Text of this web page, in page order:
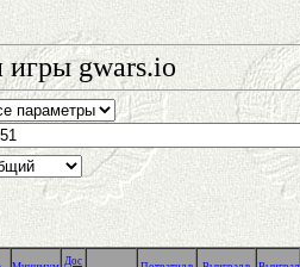
игры gwars.io
Дос